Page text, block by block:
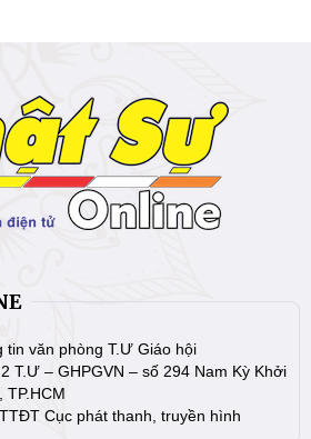
tin văn phòng T.Ư Giáo hội
T.Ư – GHPGVN – số 294 Nam Kỳ Khởi
TP.HCM
Cục phát thanh, truyền hình